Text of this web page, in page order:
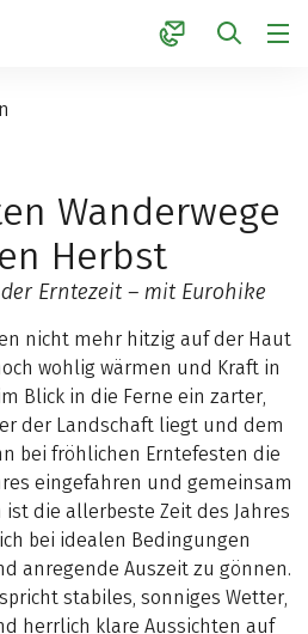
Wanderwege
Herbst
Erntezeit – mit Eurohike
nicht mehr hitzig auf der Haut
wohlig wärmen und Kraft in
Blick in die Ferne ein zarter,
der Landschaft liegt und dem
bei fröhlichen Erntefesten die
eingefahren und gemeinsam
die allerbeste Zeit des Jahres
bei idealen Bedingungen
anregende Auszeit zu gönnen.
stabiles, sonniges Wetter,
herrlich klare Aussichten auf